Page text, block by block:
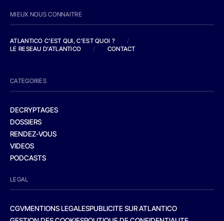
MIEUX NOUS CONNAITRE
ATLANTICO C'EST QUI, C'EST QUOI ?
/
LE RESEAU D'ATLANTICO
/ CONTACT
CATEGORIES
DECRYPTAGES
DOSSIERS
RENDEZ-VOUS
VIDEOS
PODCASTS
LEGAL
CGVMENTIONS LEGALESPUBLICITE SUR ATLANTICO